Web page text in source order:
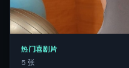
热门喜剧片
5 张